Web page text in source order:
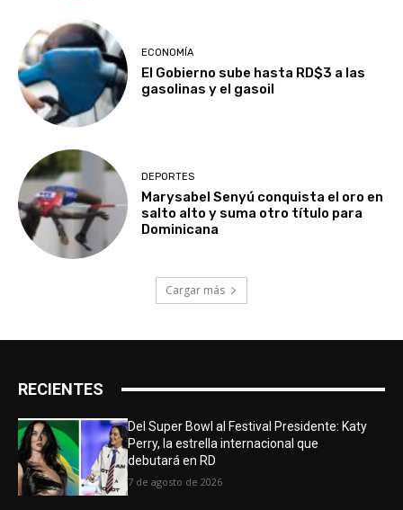
ECONOMÍA
El Gobierno sube hasta RD$3 a las
gasolinas y el gasoil
DEPORTES
Marysabel Senyú conquista el oro en
salto alto y suma otro título para
Dominicana
Cargar más
RECIENTES
Del Super Bowl al Festival Presidente: Katy
Perry, la estrella internacional que
debutará en RD
7 de agosto de 2026